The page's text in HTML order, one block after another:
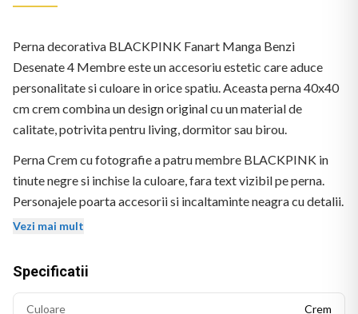
Perna decorativa BLACKPINK Fanart Manga Benzi
Desenate 4 Membre este un accesoriu estetic care aduce
personalitate si culoare in orice spatiu. Aceasta perna 40x40
cm crem combina un design original cu un material de
calitate, potrivita pentru living, dormitor sau birou.
Perna Crem cu fotografie a patru membre BLACKPINK in
tinute negre si inchise la culoare, fara text vizibil pe perna.
Personajele poarta accesorii si incaltaminte neagra cu detalii.
Logo BEKZ in coltul stanga-jos.
Vezi mai mult
Specificatii
Culoare Crem